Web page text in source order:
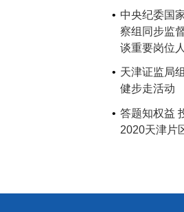
中央纪委国
察组同步监
谈重要岗位
天津证监局
健步走活动
答题知权益
2020天津片